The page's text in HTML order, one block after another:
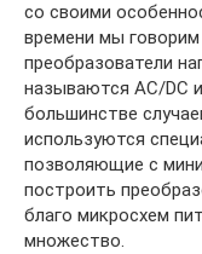
со своими
времени мы
преобразователи
называются AC/DC
большинстве
используются
позволяющие с
построить
благо микросхем
множество.